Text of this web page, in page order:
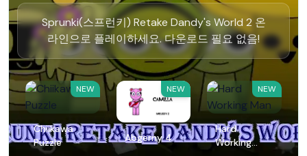
Sprunki(스프런키) Retake Dandy's World 2 온
라인으로 플레이하세요. 다운로드 필요 없음!
NEW
Chiikawa
Puzzle
NEW
Abgerny 4
NEW
Hard
Working